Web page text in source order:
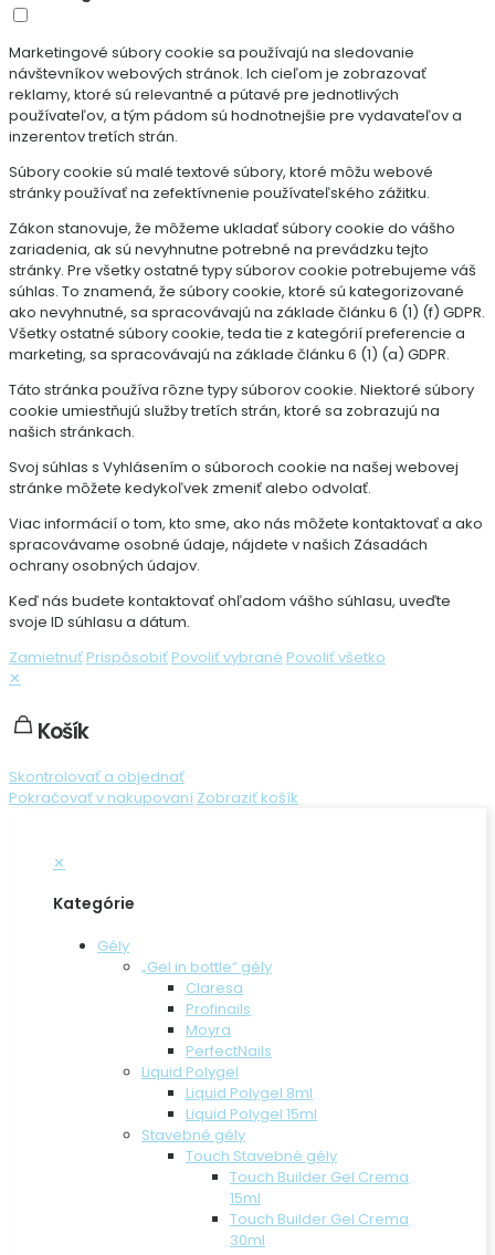
Marketingové súbory cookie sa používajú na sledovanie
návštevníkov webových stránok. Ich cieľom je zobrazovať
reklamy, ktoré sú relevantné a pútavé pre jednotlivých
používateľov, a tým pádom sú hodnotnejšie pre vydavateľov a
inzerentov tretích strán.
Súbory cookie sú malé textové súbory, ktoré môžu webové
stránky používať na zefektívnenie používateľského zážitku.
Zákon stanovuje, že môžeme ukladať súbory cookie do vášho
zariadenia, ak sú nevyhnutne potrebné na prevádzku tejto
stránky. Pre všetky ostatné typy súborov cookie potrebujeme váš
súhlas. To znamená, že súbory cookie, ktoré sú kategorizované
ako nevyhnutné, sa spracovávajú na základe článku 6 (1) (f) GDPR.
Všetky ostatné súbory cookie, teda tie z kategórií preferencie a
marketing, sa spracovávajú na základe článku 6 (1) (a) GDPR.
Táto stránka používa rôzne typy súborov cookie. Niektoré súbory
cookie umiestňujú služby tretích strán, ktoré sa zobrazujú na
našich stránkach.
Svoj súhlas s Vyhlásením o súboroch cookie na našej webovej
stránke môžete kedykoľvek zmeniť alebo odvolať.
Viac informácií o tom, kto sme, ako nás môžete kontaktovať a ako
spracovávame osobné údaje, nájdete v našich Zásadách
ochrany osobných údajov.
Keď nás budete kontaktovať ohľadom vášho súhlasu, uveďte
svoje ID súhlasu a dátum.
Zamietnuť Prispôsobiť Povoliť vybrané Povoliť všetko
✕
Košík
Skontrolovať a objednať
Pokračovať v nakupovaní Zobraziť košík
✕
Kategórie
Gély
„Gel in bottle“ gély
Claresa
Profinails
Moyra
PerfectNails
Liquid Polygel
Liquid Polygel 8ml
Liquid Polygel 15ml
Stavebné gély
Touch Stavebné gély
Touch Builder Gel Crema
15ml
Touch Builder Gel Crema
30ml